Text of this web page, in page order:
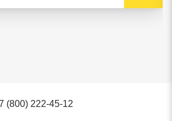
(800) 222-45-12